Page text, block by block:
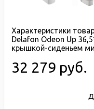
Характеристики
Delafon Odeon Up
крышкой-сиденьем
32 279 руб.